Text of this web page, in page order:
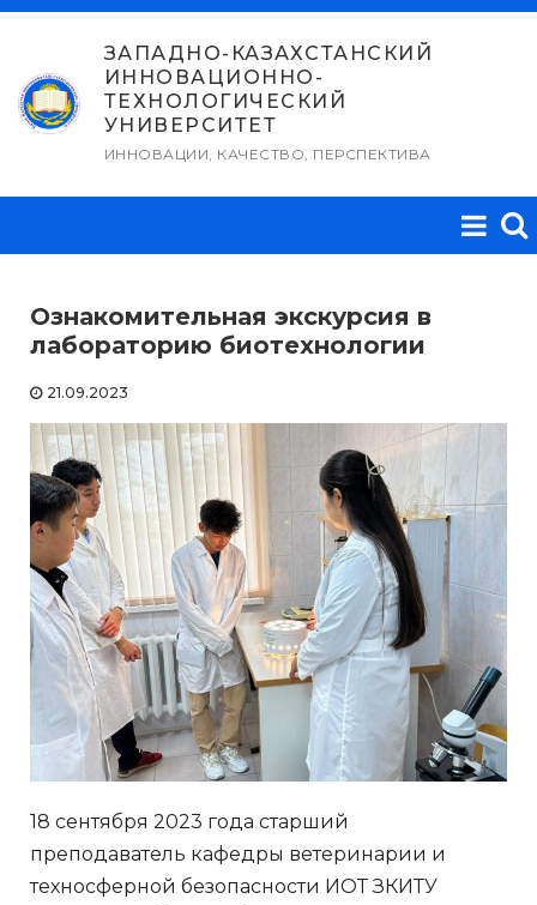
Перейти
содержимому
ЗАПАДНО-КАЗАХСТАНСКИЙ
ИННОВАЦИОННО-
ТЕХНОЛОГИЧЕСКИЙ
УНИВЕРСИТЕТ
ИННОВАЦИИ, КАЧЕСТВО, ПЕРСПЕКТИВА
Ознакомительная экскурсия в
лабораторию биотехнологии
21.09.2023
18 сентября 2023 года старший
преподаватель кафедры ветеринарии и
техносферной безопасности ИОТ ЗКИТУ